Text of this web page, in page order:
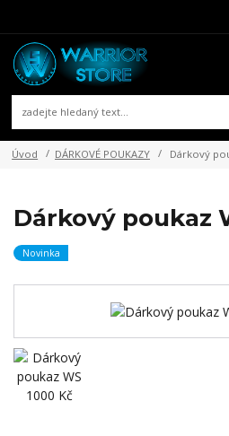
Úvod DÁRKOVÉ POUKAZY Dárkový
Dárkový poukaz
Novinka